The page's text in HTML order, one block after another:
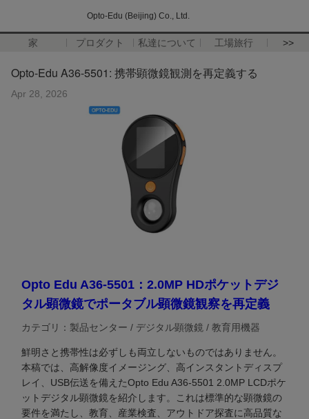
Opto-Edu (Beijing) Co., Ltd.
家 プロダクト 私達について 工場旅行 >>
Opto-Edu A36-5501: 携帯顕微鏡観測を再定義する
Apr 28, 2026
Opto Edu A36-5501：2.0MP HDポケットデジ
タル顕微鏡でポータブル顕微鏡観察を再定義
カテゴリ：製品センター / デジタル顕微鏡 / 教育用機器
鮮明さと携帯性は必ずしも両立しないものではありません。
本稿では、高解像度イメージング、高インスタントディスプ
レイ、USB伝送を備えたOpto Edu A36-5501 2.0MP LCDポケ
ットデジタル顕微鏡を紹介します。これは標準的な顕微鏡の
要件を満たし、教育、産業検査、アウトドア探査に高品質な